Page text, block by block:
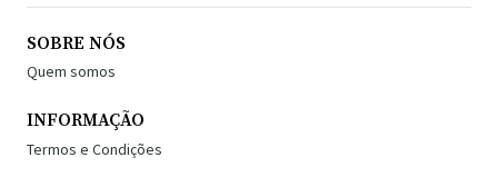
SOBRE NÓS
Quem somos
INFORMAÇÃO
Termos e Condições